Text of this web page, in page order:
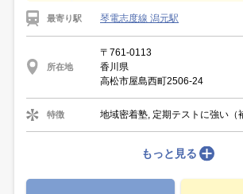
最寄り駅 琴電志度線 潟元駅
所在地
〒761-0113
香川県
高松市屋島西町2506-24
特徴 地域密着塾, 定期テストに強い（
もっと見る